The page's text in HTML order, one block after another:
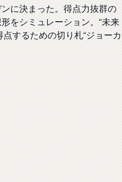
に決まった。得点力抜群の
をシミュレーション。“未来
するための切り札“ジョーカ